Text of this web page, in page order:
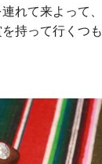
れて来よって、
持って行くつも